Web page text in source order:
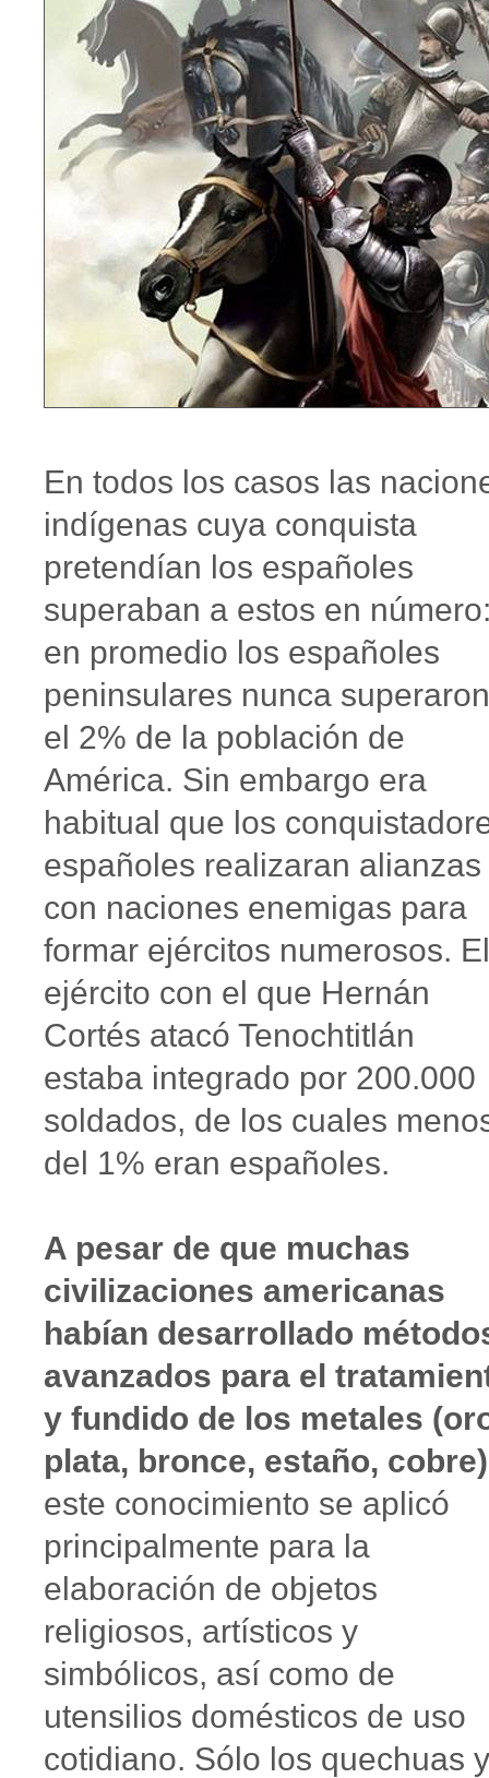
En todos los casos las
indígenas cuya conquista
pretendían los españoles
superaban a estos en
en promedio los españoles
peninsulares nunca superaron
el 2% de la población de
América. Sin embargo era
habitual que los
españoles realizaran alianzas
con naciones enemigas para
formar ejércitos numerosos. El
ejército con el que Hernán
Cortés atacó Tenochtitlán
estaba integrado por 200.000
soldados, de los cuales
del 1% eran españoles.
A pesar de que muchas
civilizaciones americanas
habían desarrollado
avanzados para el
y fundido de los metales
plata, bronce, estaño, cobre)
este conocimiento se aplicó
principalmente para la
elaboración de objetos
religiosos, artísticos y
simbólicos, así como de
utensilios domésticos de uso
cotidiano. Sólo los quechuas y